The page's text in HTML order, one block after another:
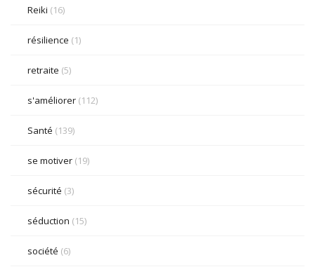
Reiki (16)
résilience (1)
retraite (5)
s'améliorer (112)
Santé (139)
se motiver (19)
sécurité (3)
séduction (15)
société (6)